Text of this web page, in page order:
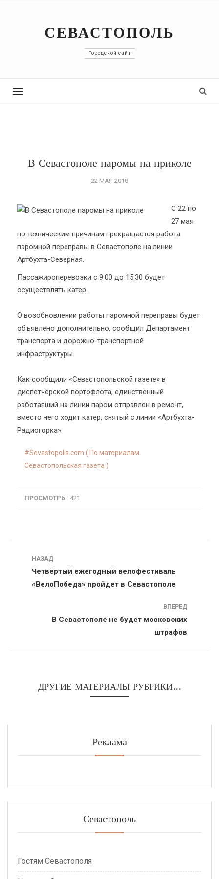
СЕВАСТОПОЛЬ
Городской сайт
Toggle
В Севастополе паромы на приколе
22 МАЯ 2018
С 22 по
27 мая
по техническим причинам прекращается работа
паромной переправы в Севастополе на линии
Артбухта-Северная.
Пассажироперевозки с 9.00 до 15.30 будет
осуществлять катер.
О возобновлении работы паромной переправы будет
объявлено дополнительно, сообщил Департамент
транспорта и дорожно-транспортной
инфраструктуры.
Как сообщили «Севастопольской газете» в
диспетчерской портофлота, единственный
работавший на линии паром отправлен в ремонт,
вместо него ходит катер, снятый с линии «Артбухта-
Радиогорка».
Sevastopolis.com ( По материалам:
Севастопольская газета )
ПРОСМОТРЫ: 421
Навигация
НАЗАД
Четвёртый ежегодный велофестиваль
«ВелоПобеда» пройдет в Севастополе
ВПЕРЕД
В Севастополе не будет московских
штрафов
ДРУГИЕ МАТЕРИАЛЫ РУБРИКИ...
Реклама
Севастополь
Гостям Севастополя